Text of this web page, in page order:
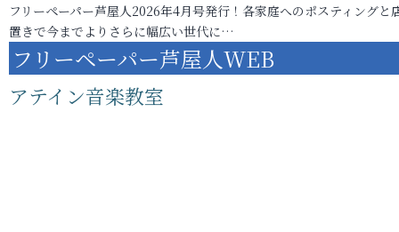
フリーペーパー芦屋人2026年4月号発行！各家庭へのポスティングと
置きで今までよりさらに幅広い世代に…
フリーペーパー芦屋人WEB
アテイン音楽教室